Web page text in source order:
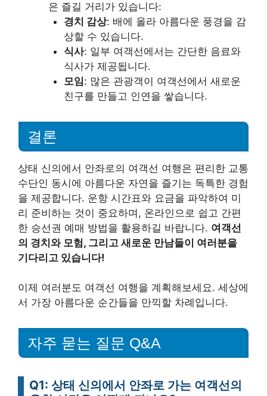
은 즐길 거리가 있습니다:
경치 감상: 배에 올라 아름다운 풍경을 감
상할 수 있습니다.
식사: 일부 여객선에서는 간단한 음료와
식사가 제공됩니다.
모임: 많은 관광객이 여객선에서 새로운
친구를 만들고 인연을 쌓습니다.
결론
상태 신의에서 안좌로의 여객선 여행은 편리한 교통
수단인 동시에 아름다운 자연을 즐기는 독특한 경험
을 제공합니다. 운항 시간표와 요금을 파악하여 미
리 준비하는 것이 중요하며, 온라인으로 쉽고 간편
한 승선권 예매 방법을 활용하길 바랍니다. 여객선
의 경치와 모험, 그리고 새로운 만남들이 여러분을
기다리고 있습니다!
이제 여러분도 여객선 여행을 계획해보세요. 세상에
서 가장 아름다운 순간들을 만끽할 차례입니다.
자주 묻는 질문 Q&A
Q1: 상태 신의에서 안좌로 가는 여객선의